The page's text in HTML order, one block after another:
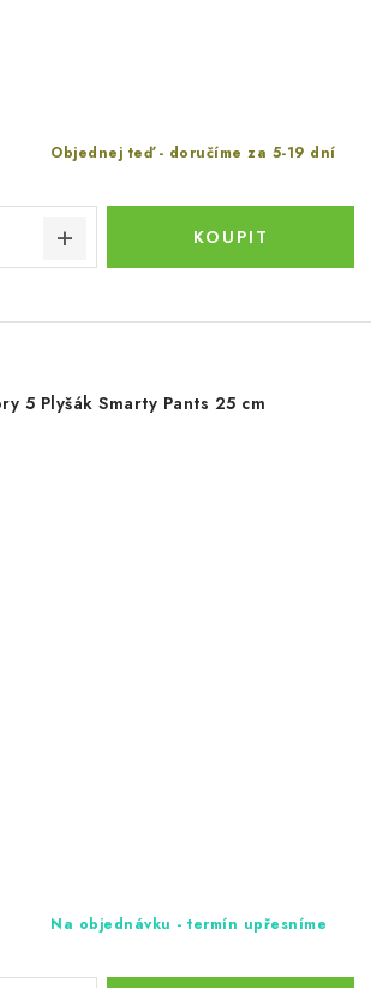
Objednej teď - doručíme za 5-19 dní
5 Plyšák Smarty Pants 25 cm
Na objednávku - termín upřesníme